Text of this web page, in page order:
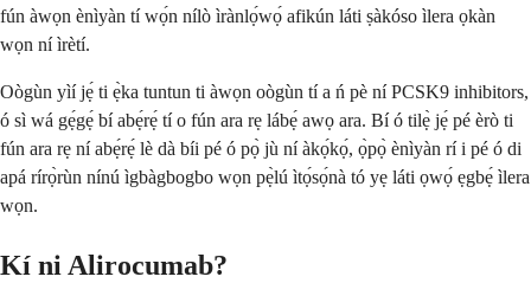
fún àwọn ènìyàn tí wọ́n nílò ìrànlọ́wọ́ afikún láti ṣàkóso ìlera ọkàn
wọn ní ìrètí.
Oògùn yìí jẹ́ ti ẹ̀ka tuntun ti àwọn oògùn tí a ń pè ní PCSK9 inhibitors,
ó sì wá gẹ́gẹ́ bí abẹ́rẹ́ tí o fún ara rẹ lábẹ́ awọ ara. Bí ó tilẹ̀ jẹ́ pé èrò ti
fún ara rẹ ní abẹ́rẹ́ lè dà bíi pé ó pọ̀ jù ní àkọ́kọ́, ọ̀pọ̀ ènìyàn rí i pé ó di
apá rírọ̀rùn nínú ìgbàgbogbo wọn pẹ̀lú ìtọ́sọ́nà tó yẹ láti ọwọ́ ẹgbẹ́ ìlera
wọn.
Kí ni Alirocumab?